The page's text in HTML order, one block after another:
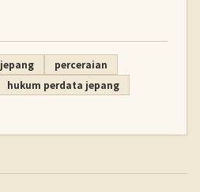
jepang
perceraian
hukum perdata jepang